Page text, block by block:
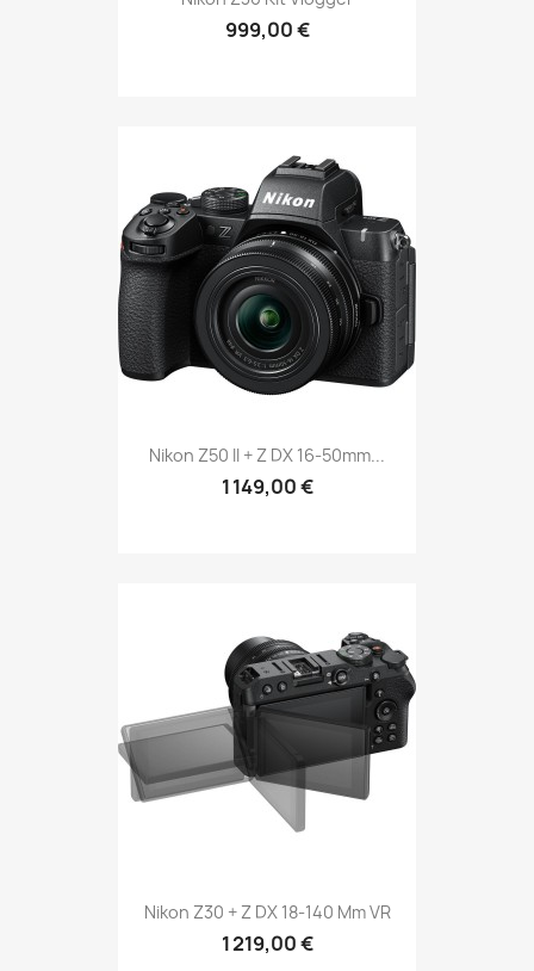
999,00 €
Nikon Z50 II + Z DX 16-50mm...
1 149,00 €
Nikon Z30 + Z DX 18-140 Mm VR
1 219,00 €